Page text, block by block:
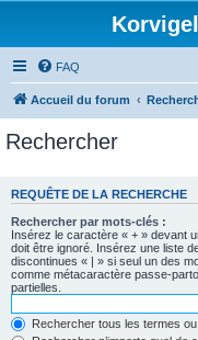
FAQ
Accueil du forum
Rechercher
REQUÊTE DE LA RECHERCHE
Rechercher par mots-clés :
Insérez le caractère « + » devant
doit être ignoré. Insérez une liste
discontinues « | » si seul un des
comme métacaractère passe-
partielles.
Rechercher tous les termes